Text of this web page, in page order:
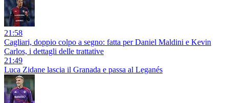
21:58
Cagliari, doppio colpo a segno: fatta per Daniel Maldini e Kevin
Carlos, i dettagli delle trattative
21:49
Luca Zidane lascia il Granada e passa al Leganés